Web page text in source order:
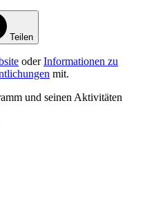
Teilen
oderInformationen zu
mit.
und seinen Aktivitäten